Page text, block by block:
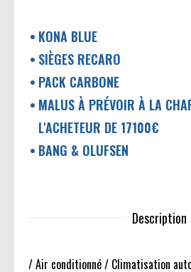
KONA BLUE
SIÈGES RECARO
PACK CARBONE
MALUS À PRÉVOIR À LA
L'ACHETEUR DE 17100€
BANG & OLUFSEN
Description
/ Air conditionné / Climatisation